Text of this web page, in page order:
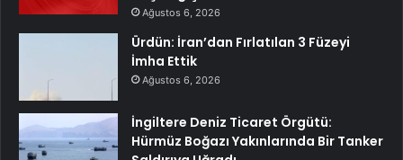
Ağustos 6, 2026
Ürdün: İran’dan Fırlatılan 3 Füzeyi
İmha Ettik
Ağustos 6, 2026
İngiltere Deniz Ticaret Örgütü:
Hürmüz Boğazı Yakınlarında Bir Tanker